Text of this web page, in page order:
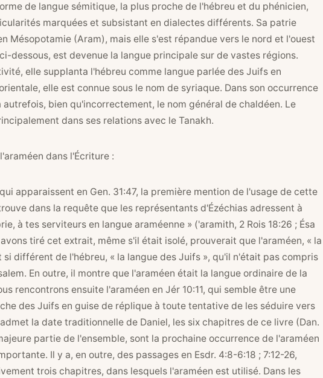
de langue sémitique, la plus proche de l'hébreu et du phénicien,
marquées et subsistant en dialectes différents. Sa patrie
Mésopotamie (Aram), mais elle s'est répandue vers le nord et l'ouest
dessous, est devenue la langue principale sur de vastes régions.
elle supplanta l'hébreu comme langue parlée des Juifs en
elle est connue sous le nom de syriaque. Dans son occurrence
autrefois, bien qu'incorrectement, le nom général de chaldéen. Le
dans ses relations avec le Tanakh.
dans l'Écriture :
apparaissent en Gen. 31:47, la première mention de l'usage de cette
dans la requête que les représentants d'Ézéchias adressent à
à tes serviteurs en langue araméenne » ('aramith, 2 Rois 18:26 ; Ésa
tiré cet extrait, même s'il était isolé, prouverait que l'araméen, « la
si différent de l'hébreu, « la langue des Juifs », qu'il n'était pas compris
En outre, il montre que l'araméen était la langue ordinaire de la
rencontrons ensuite l'araméen en Jér 10:11, qui semble être une
des Juifs en guise de réplique à toute tentative de les séduire vers
la date traditionnelle de Daniel, les six chapitres de ce livre (Dan.
partie de l'ensemble, sont la prochaine occurrence de l'araméen
Il y a, en outre, des passages en Esdr. 4:8-6:18 ; 7:12-26,
trois chapitres, dans lesquels l'araméen est utilisé. Dans les